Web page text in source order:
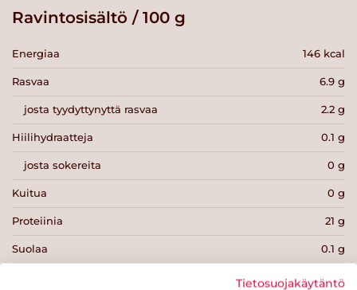
Ravintosisältö / 100 g
Energiaa 146 kcal
Rasvaa 6.9 g
josta tyydyttynyttä rasvaa 2.2 g
Hiilihydraatteja 0.1 g
josta sokereita 0 g
Kuitua 0 g
Proteiinia 21 g
Suolaa 0.1 g
Tietosuojakäytäntö